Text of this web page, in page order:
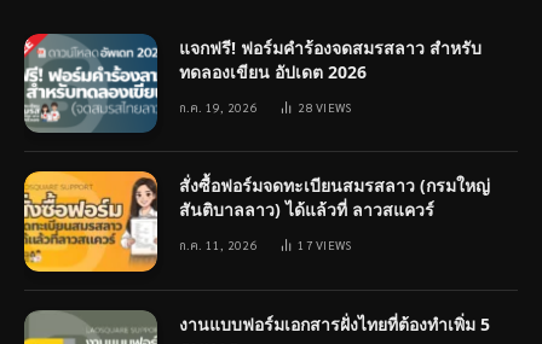
แจกฟรี! ฟอร์มคำร้องจดสมรสลาว สำหรับ
ทดลองเขียน อัปเดต 2026
ก.ค. 19, 2026 28VIEWS
สั่งซื้อฟอร์มจดทะเบียนสมรสลาว (กรมใหญ่
สันติบาลลาว) ได้แล้วที่ ลาวสแควร์
ก.ค. 11, 2026 17VIEWS
งานแบบฟอร์มเอกสารฝั่งไทยที่ต้องทำเพิ่ม 5